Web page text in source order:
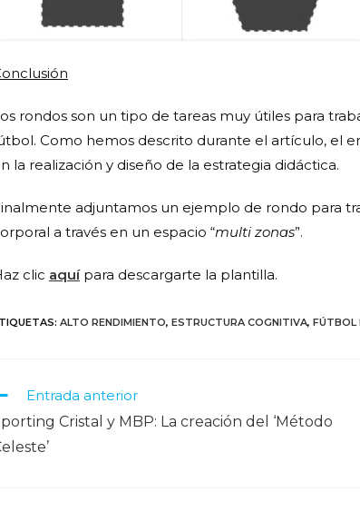
rondos son un tipo de tareas muy útiles para
Como hemos descrito durante el artículo, el
la realización y diseño de la estrategia didáctica.
adjuntamos un ejemplo de rondo para
a través en un espacio “multi zonas”.
clic aquípara descargarte la plantilla.
: ALTO RENDIMIENTO, ESTRUCTURA COGNITIVA, FÚTBOL
Entrada anterior
Cristal y MBP: La creación del ‘Método